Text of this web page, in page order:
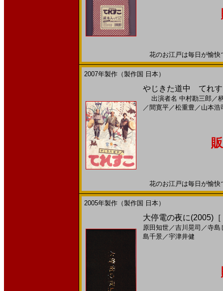
花のお江戸は毎日が愉
2007年製作（製作国 日本）
やじきた道中 てれす
出演者名 中村勘三郎 ／
／ 間寛平／松重豊 ／ 山本浩
花のお江戸は毎日が愉
2005年製作（製作国 日本）
大停電の夜に(2005)
原田知世／吉川晃司 ／寺島
島千景／宇津井健